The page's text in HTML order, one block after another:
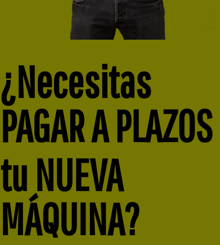
¿Necesitas
PAGAR A PLAZOS
tu NUEVA
MÁQUINA?